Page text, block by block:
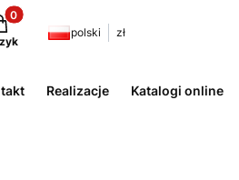
w koszyku: 0. Zobacz
polski zł
Realizacje Katalogi online